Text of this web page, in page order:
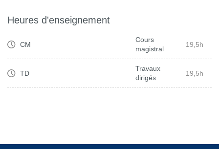
Heures d'enseignement
CM
Cours
magistral
19,5h
TD
Travaux
dirigés
19,5h